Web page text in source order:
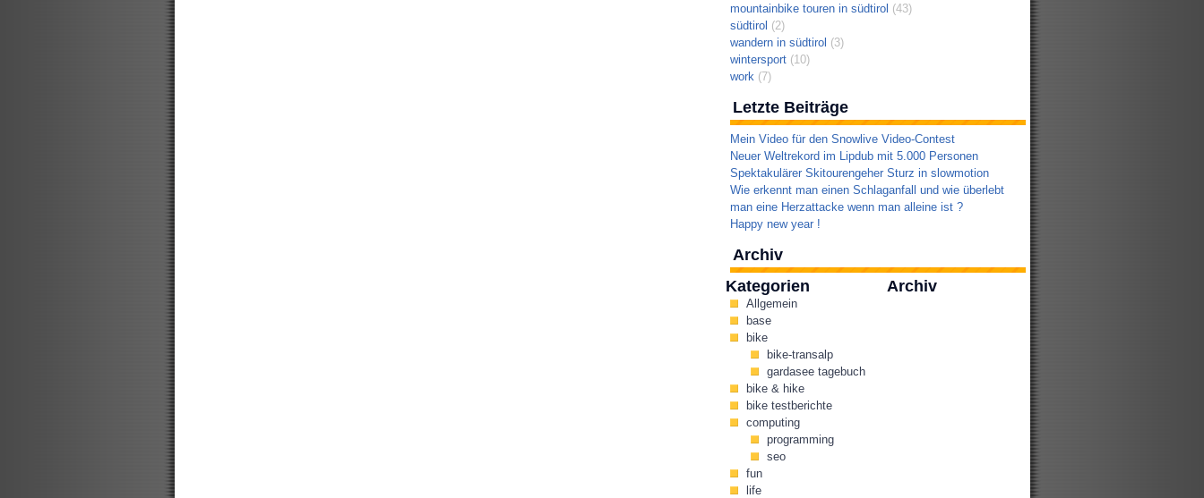
mountainbike touren in südtirol (43)
südtirol (2)
wandern in südtirol (3)
wintersport(10)
work(7)
Letzte Beiträge
Mein Video für den Snowlive Video-Contest
Neuer Weltrekord im Lipdub mit 5.000 Personen
Spektakulärer Skitourengeher Sturz in slowmotion
Wie erkennt man einen Schlaganfall und wie überlebt
man eine Herzattacke wenn man alleine ist ?
Happy new year !
Archiv
Kategorien
Allgemein
base
bike
bike-transalp
gardasee tagebuch
bike & hike
bike testberichte
computing
programming
seo
fun
life
Archiv